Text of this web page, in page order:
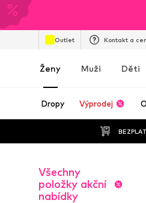
Outlet Kontakt a
Ženy Muži Děti
Dropy Výprodej
Všechny
položky akční
nabídky